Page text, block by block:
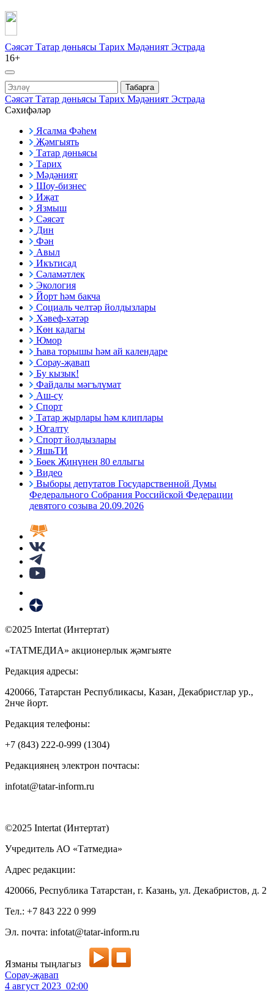
Сәясәт Татар дөньясы Тарих Мәдәният Эстрада
16+
Табарга
Сәясәт Татар дөньясы Тарих Мәдәният Эстрада
Сәхифәләр
Ясалма Фәһем
Җәмгыять
Татар дөньясы
Тарих
Мәдәният
Шоу-бизнес
Иҗат
Язмыш
Сәясәт
Дин
Фән
Авыл
Икътисад
Сәламәтлек
Экология
Йорт һәм бакча
Социаль челтәр йолдызлары
Хәвеф-хәтәр
Көн кадагы
Юмор
Һава торышы һәм ай календаре
Сорау-җавап
Бу кызык!
Файдалы мәгълүмат
Аш-су
Спорт
Татар җырлары һәм клиплары
Югалту
Спорт йолдызлары
ЯшьТИ
Бөек Җиңүнең 80 еллыгы
Видео
Выборы депутатов Государственной Думы
Федерального Собрания Российской Федерации
девятого созыва 20.09.2026
©2025 Intertat (Интертат)
«ТАТМЕДИА» акционерлык җәмгыяте
Редакция адресы:
420066, Татарстан Республикасы, Казан, Декабристлар ур.,
2нче йорт.
Редакция телефоны:
+7 (843) 222-0-999 (1304)
Редакциянең электрон почтасы:
infotat@tatar-inform.ru
©2025 Intertat (Интертат)
Учредитель АО «Татмедиа»
Адрес редакции:
420066, Республика Татарстан, г. Казань, ул. Декабристов, д. 2
Тел.: +7 843 222 0 999
Эл. почта: infotat@tatar-inform.ru
Язманы тыңлагыз
Сорау-җавап
4 август 2023 02:00